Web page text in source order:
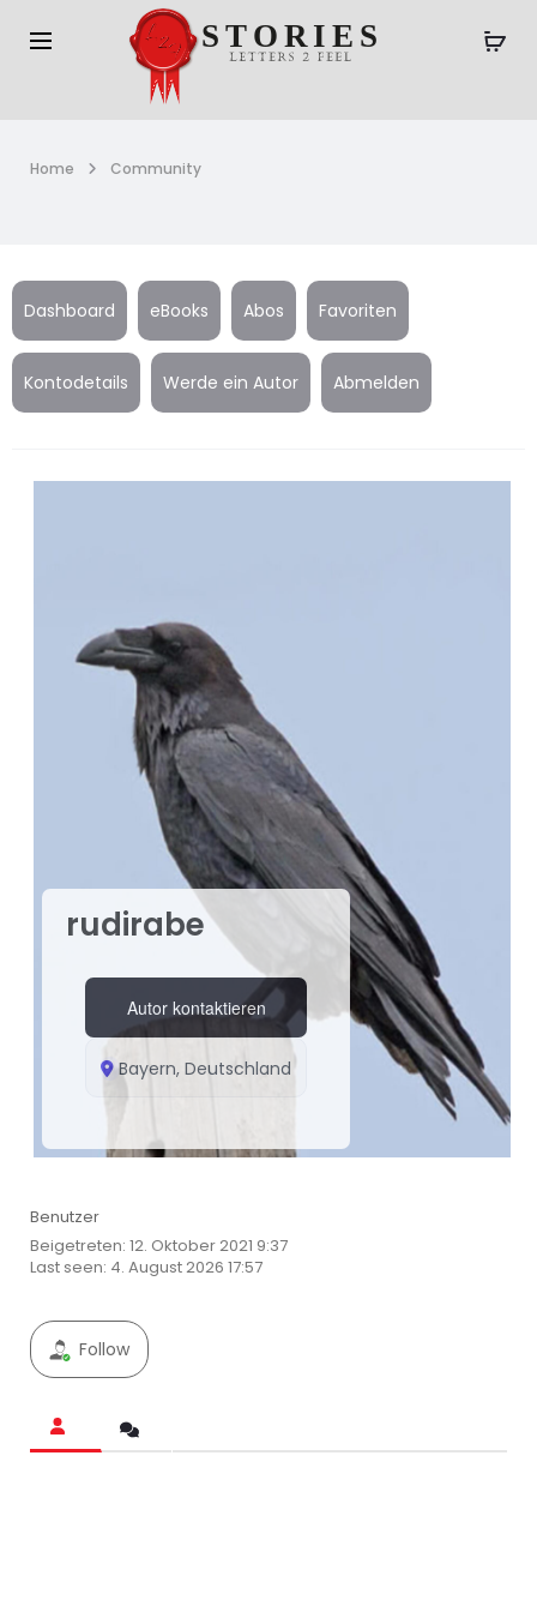
Home Community
Dashboard eBooks Abos Favoriten
Kontodetails Werde ein Autor Abmelden
rudirabe
Autor kontaktieren
Bayern, Deutschland
Benutzer
Beigetreten: 12. Oktober 2021 9:37
Last seen: 4. August 2026 17:57
Follow